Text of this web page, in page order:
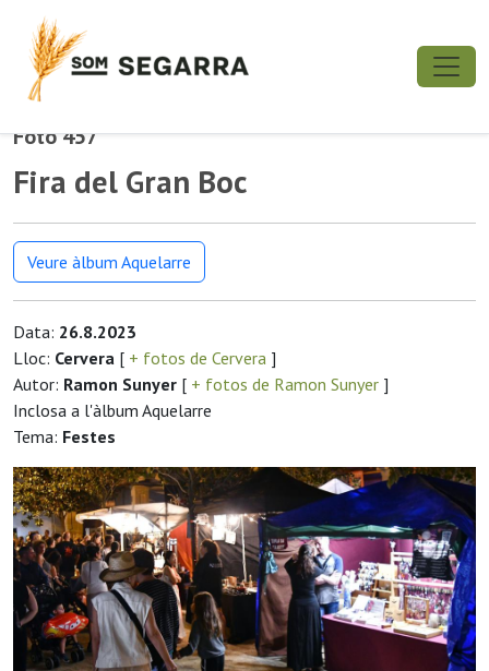
Foto 457
Fira del Gran Boc
Veure àlbum Aquelarre
Data: 26.8.2023
Lloc: Cervera [ + fotos de Cervera ]
Autor: Ramon Sunyer [ + fotos de Ramon Sunyer ]
Inclosa a l'àlbum Aquelarre
Tema: Festes